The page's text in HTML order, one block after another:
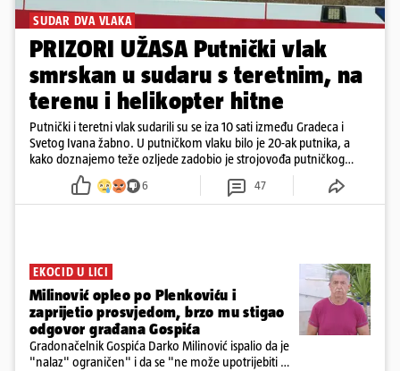
SUDAR DVA VLAKA
PRIZORI UŽASA Putnički vlak
smrskan u sudaru s teretnim, na
terenu i helikopter hitne
Putnički i teretni vlak sudarili su se iza 10 sati između Gradeca i
Svetog Ivana žabno. U putničkom vlaku bilo je 20-ak putnika, a
kako doznajemo teže ozljede zadobio je strojovođa putničkog
vlaka. Zatvoren je promet, a fotoreporteri Prigorskog objavili su
prve snimke s mjesta sudara
6 47
EKOCID U LICI
Milinović opleo po Plenkoviću i
zaprijetio prosvjedom, brzo mu stigao
odgovor građana Gospića
Gradonačelnik Gospića Darko Milinović ispalio da je
"nalaz" ograničen" i da se "ne može upotrijebiti za